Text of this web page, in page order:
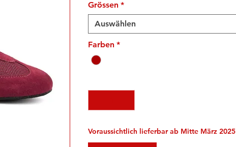
Grössen *
Auswählen
Farben *
Voraussichtlich lieferbar ab Mitte März 2025